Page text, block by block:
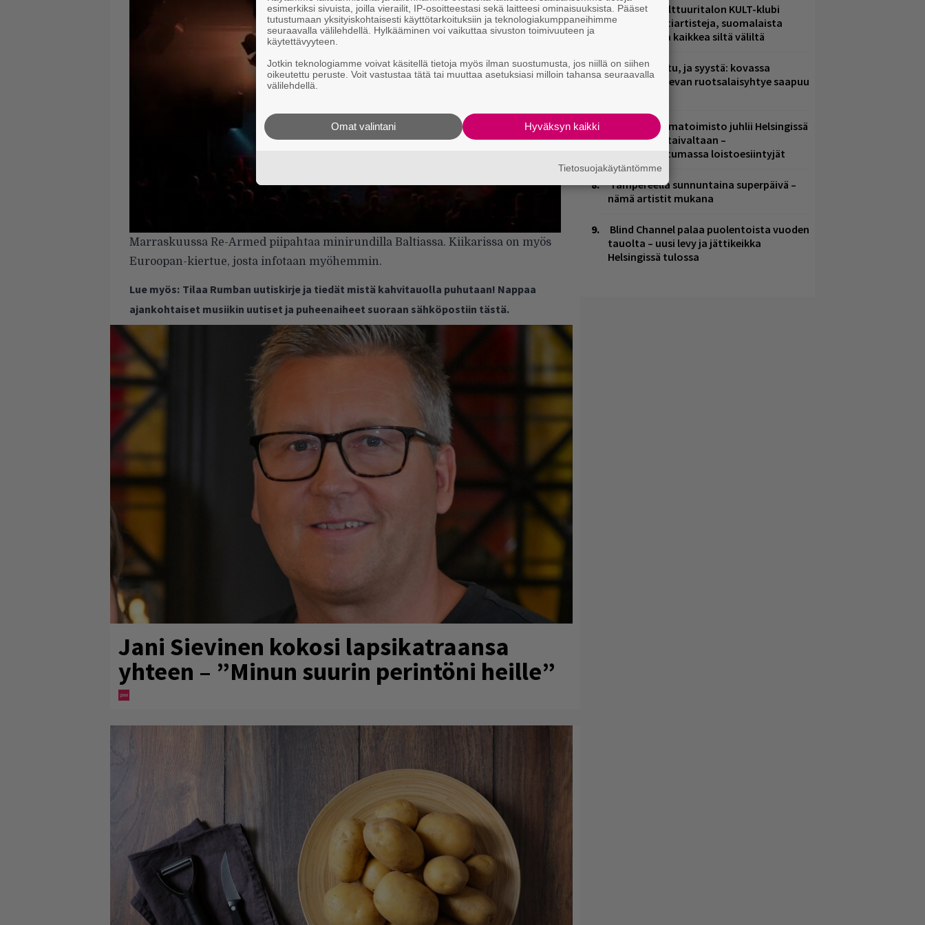
Marraskuussa Re-Armed piipahtaa minirundilla Baltiassa. Kiikarissa on myös
Euroopan-kiertue, josta infotaan myöhemmin.
Lue myös: Tilaa Rumban uutiskirje ja tiedät mistä kahvitauolla puhutaan! Nappaa
ajankohtaiset musiikin uutiset ja puheenaiheet suoraan sähköpostiin tästä.
Jani Sievinen kokosi lapsikatraansa
yhteen – ”Minun suurin perintöni heille”
Helsingin Kulttuuritalon KULT-klubi
tarjoaa kulttiartisteja, suomalaista
osaamista ja kaikkea siltä väliltä
Kent mainittu, ja syystä: kovassa
nosteessa olevan ruotsalaisyhtye saapuu
Mainio ohjelmatoimisto juhlii Helsingissä
10-vuotista taivaltaan –
ilmaistapahtumassa loistoesiintyjät
Tampereella sunnuntaina superpäivä –
nämä artistit mukana
Blind Channel palaa puolentoista vuoden
tauolta – uusi levy ja jättikeikka
Helsingissä tulossa
esimerkiksi sivuista, joilla vierailit, IP-osoitteestasi sekä laitteesi ominaisuuksista. Pääset
tutustumaan yksityiskohtaisesti käyttötarkoituksiin ja teknologiakumppaneihimme
seuraavalla välilehdellä. Hylkääminen voi vaikuttaa sivuston toimivuuteen ja
käytettävyyteen.
Jotkin teknologiamme voivat käsitellä tietoja myös ilman suostumusta, jos niillä on siihen
oikeutettu peruste. Voit vastustaa tätä tai muuttaa asetuksiasi milloin tahansa seuraavalla
välilehdellä.
Hyväksyn kaikki
Omat valintani
Tietosuojakäytäntömme